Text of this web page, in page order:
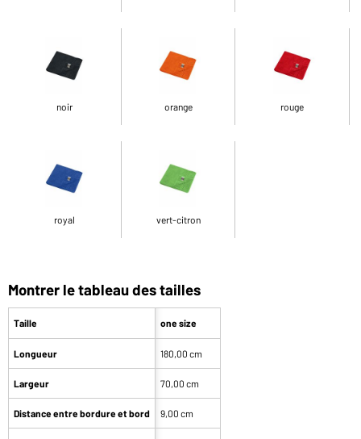
noir orange rouge
royal vert-citron
Montrer le tableau des tailles
Taille
Longueur
Largeur
Distance entre bordure et bord
one size
180,00 cm
70,00 cm
9,00 cm